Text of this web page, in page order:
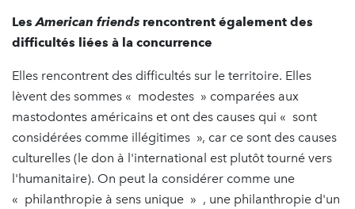
LesAmerican friends rencontrent également des
difficultés liées à la concurrence
Elles rencontrent des difficultés sur le territoire. Elles
lèvent des sommes « modestes » comparées aux
mastodontes américains et ont des causes qui « sont
considérées comme illégitimes », car ce sont des causes
culturelles (le don à l'international est plutôt tourné vers
l'humanitaire). On peut la considérer comme une
« philanthropie à sens unique » , une philanthropie d'un